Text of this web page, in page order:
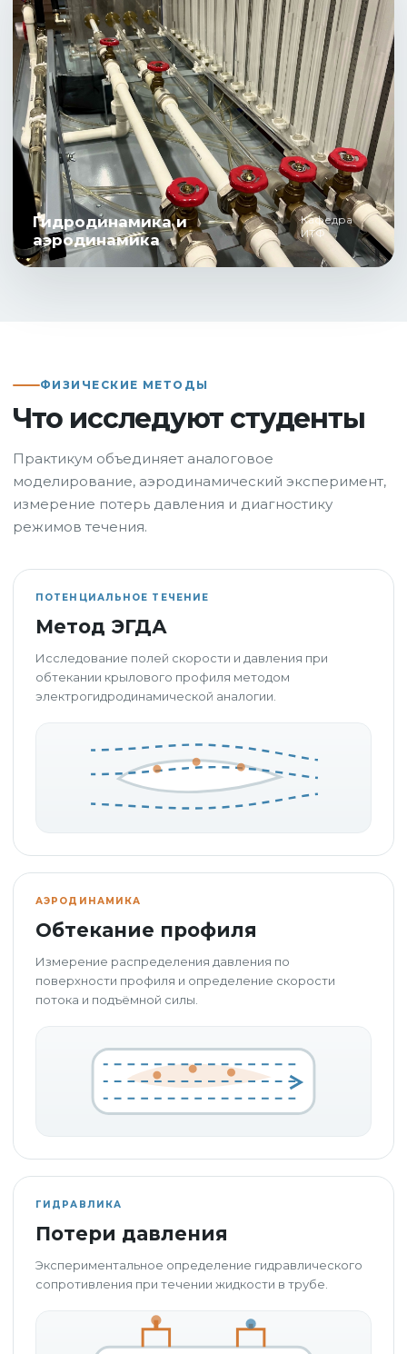
Гидродинамика и
аэродинамика
Кафедра
ИТФ
ФИЗИЧЕСКИЕ МЕТОДЫ
Что исследуют студенты
Практикум объединяет аналоговое
моделирование, аэродинамический эксперимент,
измерение потерь давления и диагностику
режимов течения.
ПОТЕНЦИАЛЬНОЕ ТЕЧЕНИЕ
Метод ЭГДА
Исследование полей скорости и давления при
обтекании крылового профиля методом
электрогидродинамической аналогии.
АЭРОДИНАМИКА
Обтекание профиля
Измерение распределения давления по
поверхности профиля и определение скорости
потока и подъёмной силы.
ГИДРАВЛИКА
Потери давления
Экспериментальное определение гидравлического
сопротивления при течении жидкости в трубе.